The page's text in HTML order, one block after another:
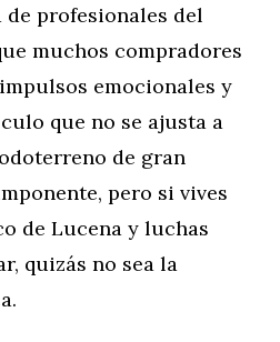
profesionales del
muchos compradores
emocionales y
que no se ajusta a
de gran
pero si vives
de Lucena y luchas
quizás no sea la